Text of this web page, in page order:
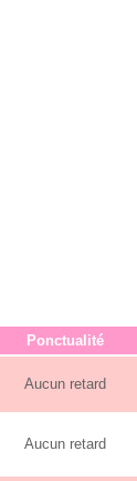
Ponctualité
Aucun retard
Aucun retard